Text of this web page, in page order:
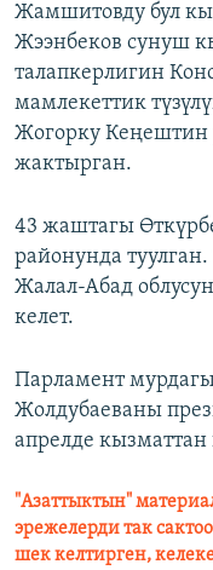
Жамшитовду бул
Жээнбеков сунуш
талапкерлигин
мамлекеттик
Жогорку Кеңештин
жактырган.
43 жаштагы
районунда
Жалал-Абад
келет.
Парламент
Жолдубаеваны
апрелде кызматтан
"Азаттыктын"
эрежелерди так
шек келтирген,